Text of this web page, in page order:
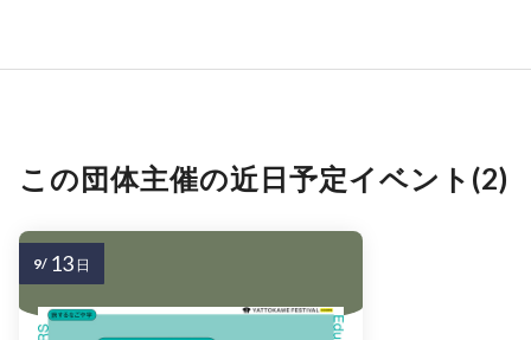
この団体主催の近日予定イベント(2)
9/ 13 日